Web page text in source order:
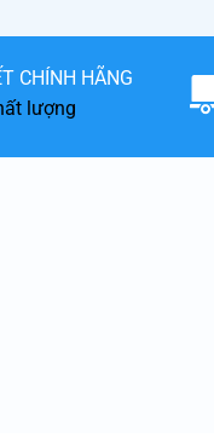
CHÍNH HÃNG
lượng